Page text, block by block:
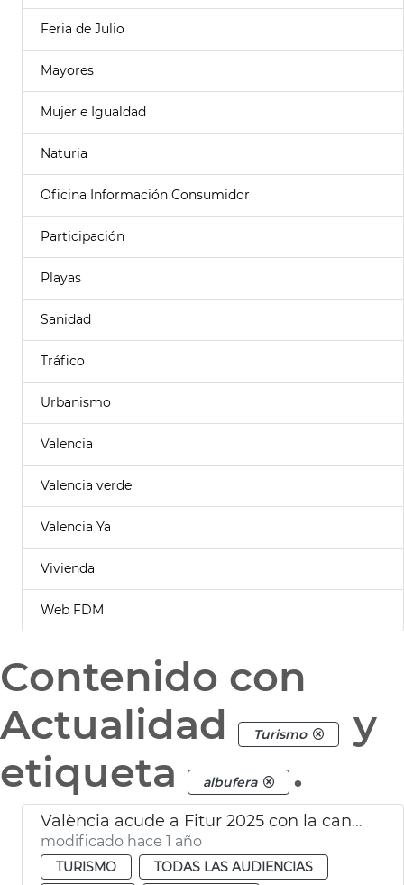
Feria de Julio
Mayores
Mujer e Igualdad
Naturia
Oficina Información Consumidor
Participación
Playas
Sanidad
Tráfico
Urbanismo
Valencia
Valencia verde
Valencia Ya
Vivienda
Web FDM
Contenido con
Actualidad
Turismo
y
etiqueta
albufera .
València acude a Fitur 2025 con la candidatira de l'Albufera como reserva de a biosfera
modificado hace 1 año
TURISMO
TODAS LAS AUDIENCIAS